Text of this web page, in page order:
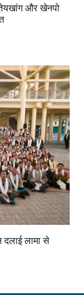
तेयखांग और खेनपो
दलाई लामा से